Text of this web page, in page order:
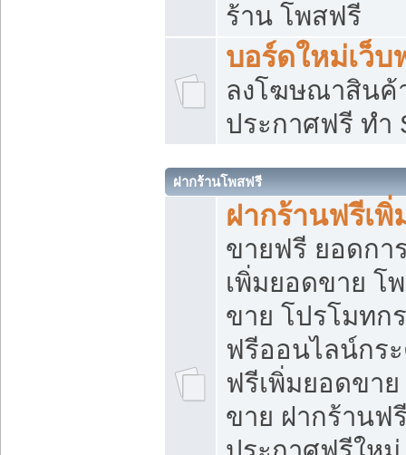
ร้าน โพสฟรี
บอร์ดใหม่เว็บ
ลงโฆษณาสิน
ประกาศฟรี ทำ
ฝากร้านโพสฟรี
ฝากร้านฟรีเ
ขายฟรี ยอดกา
เพิ่มยอดขาย โ
ขาย โปรโมทก
ฟรีออนไลน์กร
ฟรีเพิ่มยอดขา
ขาย ฝากร้านฟ